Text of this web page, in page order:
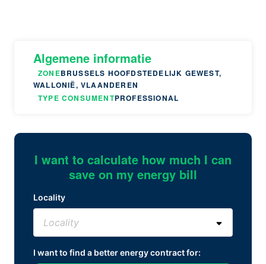
Algemene informatie
ZONEBRUSSELS HOOFDSTEDELIJK GEWEST,
WALLONIË, VLAANDEREN
TYPE CONSUMENTPROFESSIONAL
I want to calculate how much I can
save on my energy bill
Locality
I want to find a better energy contract for: